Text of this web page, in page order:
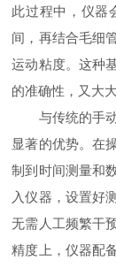
此过程中，仪器
间，再结合毛细
运动粘度。这种
的准确性，又大
与传统的手动
显著的优势。在
制到时间测量和
入仪器，设置好
无需人工频繁干
精度上，仪器配